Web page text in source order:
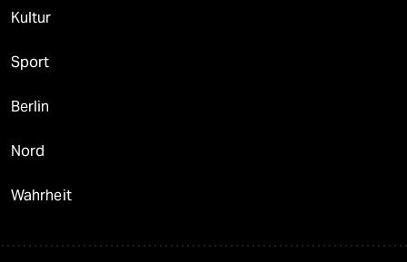
Kultur
Sport
Berlin
Nord
Wahrheit